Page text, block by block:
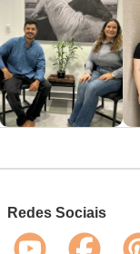
Redes Sociais